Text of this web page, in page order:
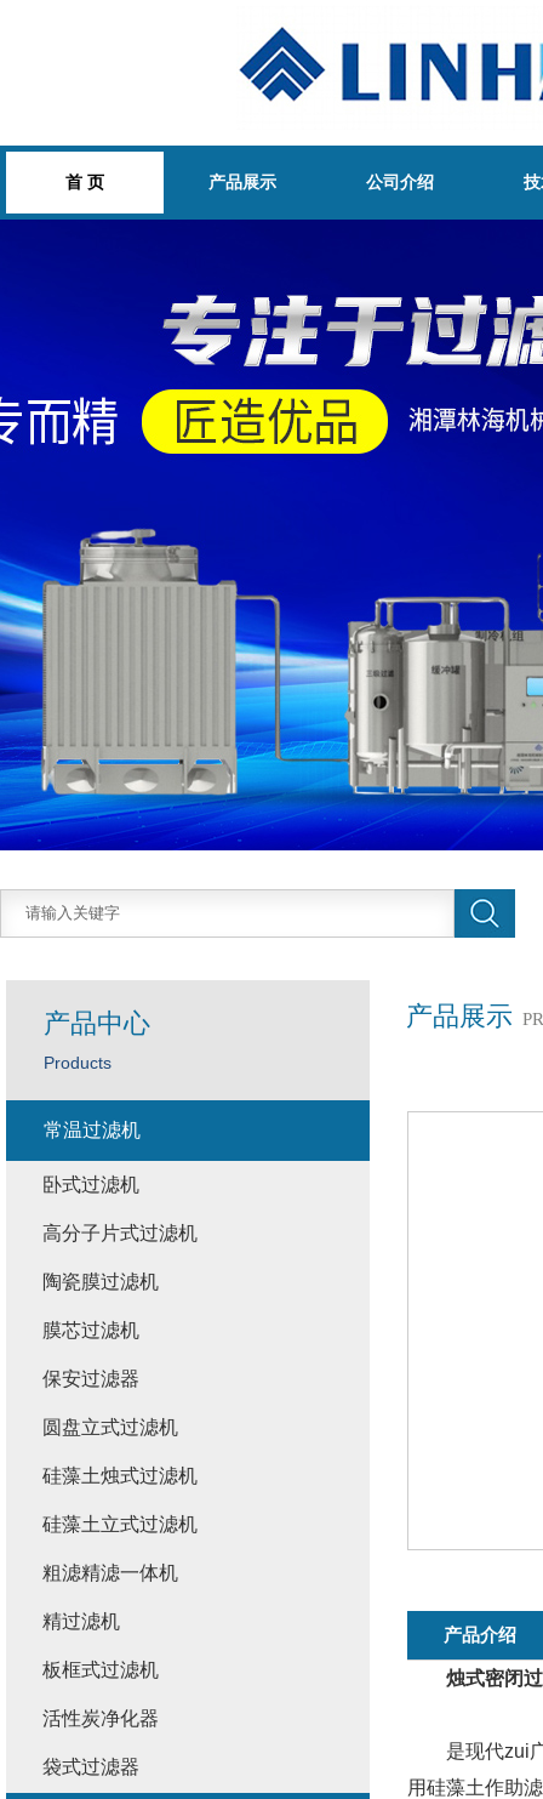
首 页 产品展示 公司介绍
产品展示
产品介绍
烛式密闭
是现代zui广
用硅藻土作助
产品中心
Products
常温过滤机
卧式过滤机
高分子片式过滤机
陶瓷膜过滤机
膜芯过滤机
保安过滤器
圆盘立式过滤机
硅藻土烛式过滤机
硅藻土立式过滤机
粗滤精滤一体机
精过滤机
板框式过滤机
活性炭净化器
袋式过滤器